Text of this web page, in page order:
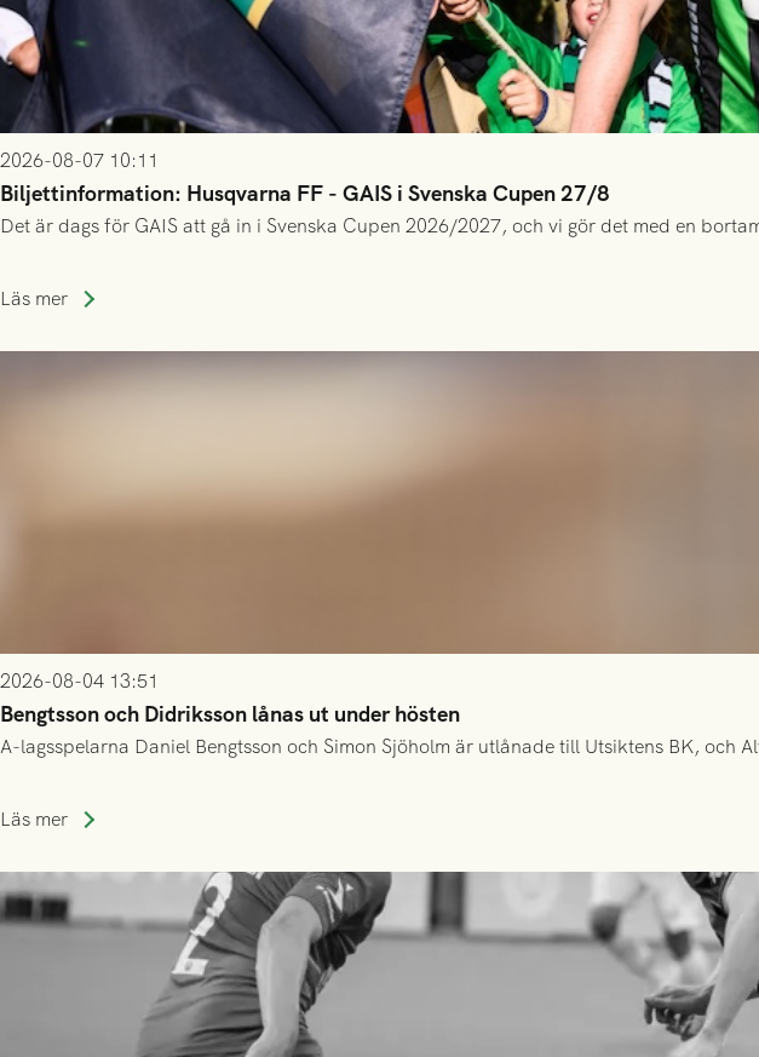
2026-08-07 10:11
Biljettinformation: Husqvarna FF - GAIS i Svenska Cupen 27/8
Det är dags för GAIS att gå in i Svenska Cupen 2026/2027, och vi gör det med en
Läs mer
2026-08-04 13:51
Bengtsson och Didriksson lånas ut under hösten
A-lagsspelarna Daniel Bengtsson och Simon Sjöholm är utlånade till Utsiktens BK,
Läs mer